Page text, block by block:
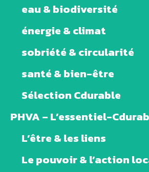
eau & biodiversité
énergie & climat
sobriété & circularité
santé & bien-être
Sélection Cdurable
PHVA – L’essentiel-
L’être & les liens
Le pouvoir & l’action